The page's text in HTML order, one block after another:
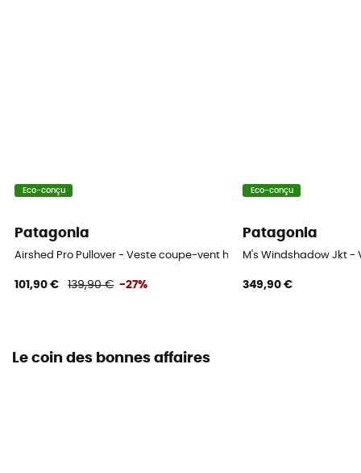
Eco-conçu
Patagonia
Airshed Pro Pullover - Veste coupe-vent homme
101,90 € 139,90 € -27%
Eco-conçu
Patagonia
M's Windshadow Jkt
349,90 €
Le coin des bonnes affaires